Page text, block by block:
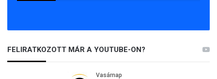
FELIRATKOZOTT MÁR A YOUTUBE-ON?